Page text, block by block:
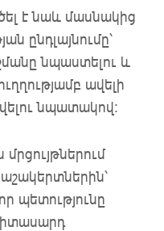
է նաև մասնակից
ընդլայնումը՝
նպաստելու և
ավելի
նպատակով:
պետությունը